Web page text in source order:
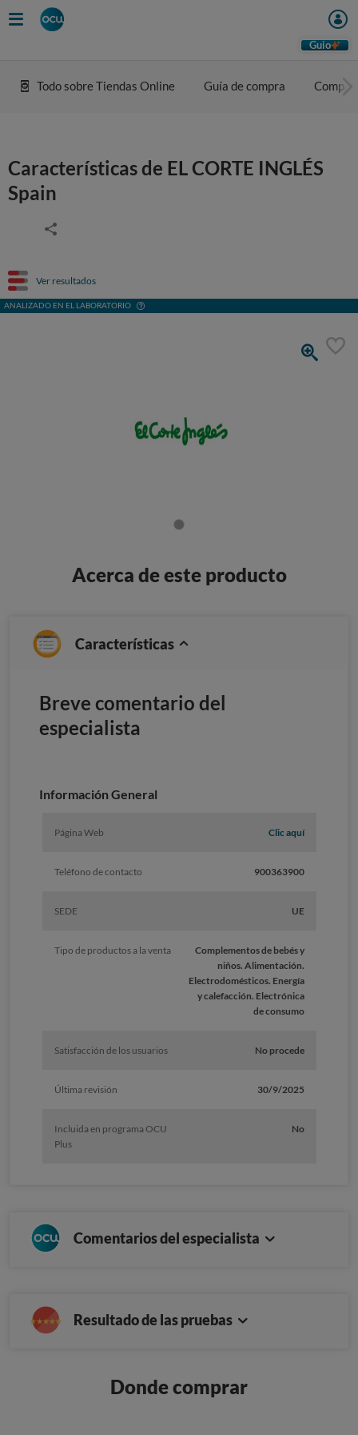
Guio
Todo sobre Tiendas Online Guía de compra
Características de EL CORTE INGLÉS
Spain
Ver resultados
ANALIZADO EN EL LABORATORIO
Acerca de este producto
Características
Breve comentario del
especialista
Información General
Página Web Clic aquí
Teléfono de contacto 900363900
SEDE UE
Tipo de productos a la venta
Complementos de bebés y
niños. Alimentación.
Electrodomésticos. Energía
y calefacción. Electrónica
de consumo
Satisfacción de los usuarios No procede
Última revisión 30/9/2025
Incluida en programa OCU
Plus
No
Comentarios del especialista
Resultado de las pruebas
Donde comprar